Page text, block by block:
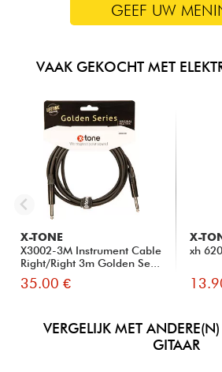
GEEF UW
VAAK GEKOCHT MET
X-TONE
X3002-3M Instrument Cable
Right/Right 3m Golden Se...
35.00 €
X-
xh
VERGELIJK MET ANDERE(N)
GITAAR